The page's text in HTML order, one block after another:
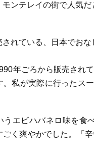
ンテレイの街で人気だ
れている、日本でお
年ごろから販売され
。私が実際に行ったス
うエビハバネロ味を食
ごく爽やかでした。「